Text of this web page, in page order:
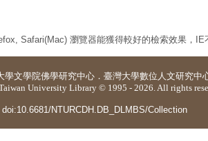
Safari(Mac) 瀏覽器能獲得較好的檢索效果，IE
學文學院佛學研究中心 ． 臺灣大學數位人文研究中
University Library © 1995 - 2026. All rights
doi:10.6681/NTURCDH.DB_DLMBS/Collection